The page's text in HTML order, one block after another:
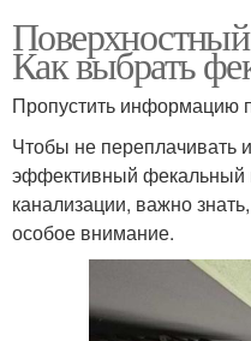
Как выбрать
Пропустить информацию
Чтобы не переплачивать
эффективный фекальный
канализации, важно
особое внимание.